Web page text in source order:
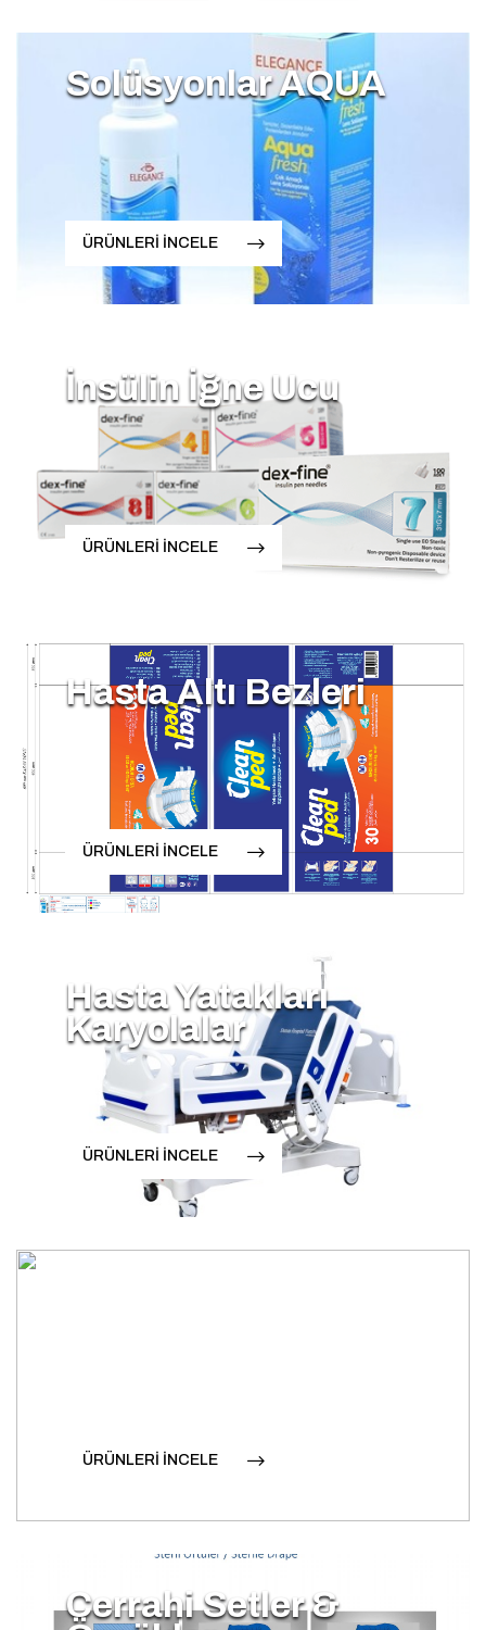
Solüsyonlar AQUA
ÜRÜNLERİ İNCELE
İnsülin İğne Ucu
ÜRÜNLERİ İNCELE
Hasta Altı Bezleri
ÜRÜNLERİ İNCELE
Hasta Yatakları
Karyolalar
ÜRÜNLERİ İNCELE
ÜRÜNLERİ İNCELE
Cerrahi Setler &